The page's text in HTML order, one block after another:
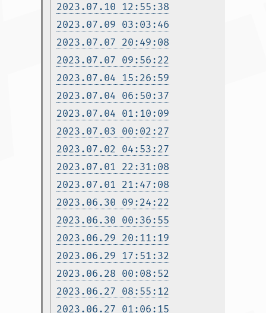
2023.07.10 12:55:38
2023.07.09 03:03:46
2023.07.07 20:49:08
2023.07.07 09:56:22
2023.07.04 15:26:59
2023.07.04 06:50:37
2023.07.04 01:10:09
2023.07.03 00:02:27
2023.07.02 04:53:27
2023.07.01 22:31:08
2023.07.01 21:47:08
2023.06.30 09:24:22
2023.06.30 00:36:55
2023.06.29 20:11:19
2023.06.29 17:51:32
2023.06.28 00:08:52
2023.06.27 08:55:12
2023.06.27 01:06:15